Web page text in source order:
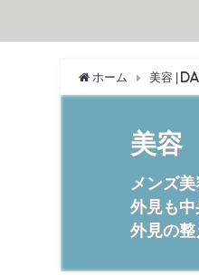
ホーム 美容 |
美容
メンズ
外見も中
外見の整